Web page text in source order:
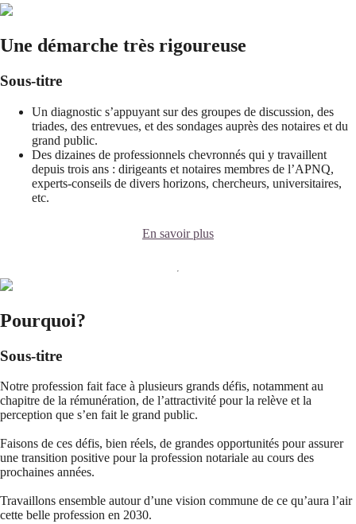
Une démarche très rigoureuse
Sous-titre
Un diagnostic s’appuyant sur des groupes de discussion, des
triades, des entrevues, et des sondages auprès des notaires et du
grand public.
Des dizaines de professionnels chevronnés qui y travaillent
depuis trois ans : dirigeants et notaires membres de l’APNQ,
experts-conseils de divers horizons, chercheurs, universitaires,
etc.
En savoir plus
Pourquoi?
Sous-titre
Notre profession fait face à plusieurs grands défis, notamment au
chapitre de la rémunération, de l’attractivité pour la relève et la
perception que s’en fait le grand public.
Faisons de ces défis, bien réels, de grandes opportunités pour assurer
une transition positive pour la profession notariale au cours des
prochaines années.
Travaillons ensemble autour d’une vision commune de ce qu’aura l’air
cette belle profession en 2030.